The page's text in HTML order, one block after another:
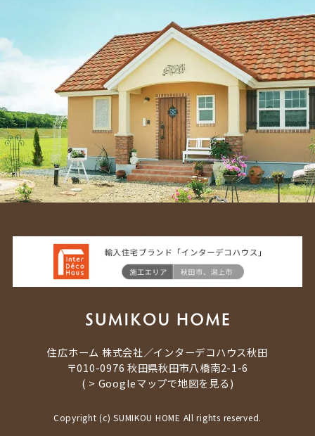
住広ホーム 株式会社／インターデコハウス秋田
〒010-0976 秋田県秋田市八橋南2-1-6
( > Googleマップで地図を見る)
Copyright (c) SUMIKOU HOME All rights reserved.